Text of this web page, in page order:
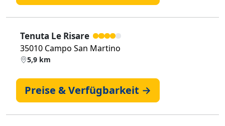
Tenuta Le Risare
35010 Campo San Martino
5,9 km
Preise & Verfügbarkeit →